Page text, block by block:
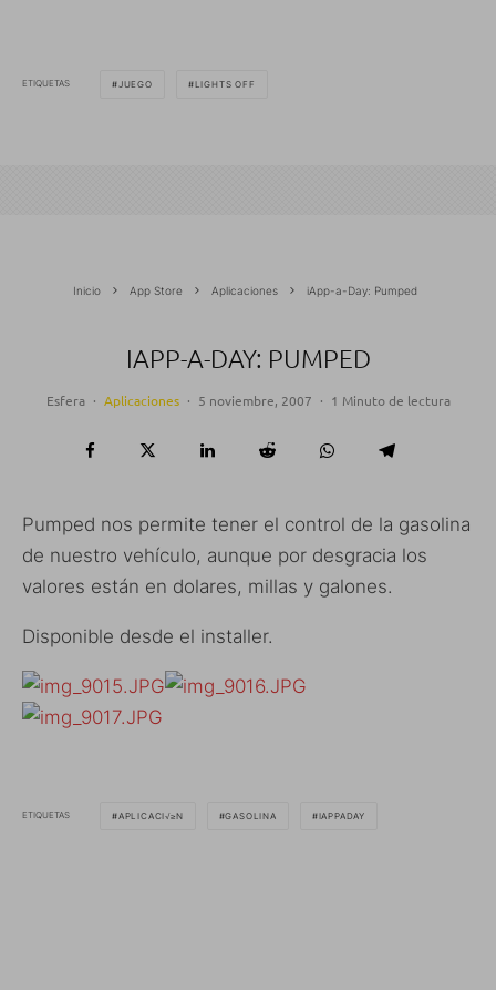
ETIQUETAS JUEGO LIGHTS OFF
Inicio App Store Aplicaciones iApp-a-Day: Pumped
IAPP-A-DAY: PUMPED
Esfera · Aplicaciones · 5 noviembre, 2007 · 1 Minuto de lectura
Pumped nos permite tener el control de la gasolina
de nuestro vehículo, aunque por desgracia los
valores están en dolares, millas y galones.
Disponible desde el installer.
ETIQUETAS APLICACI√≥N GASOLINA IAPPADAY